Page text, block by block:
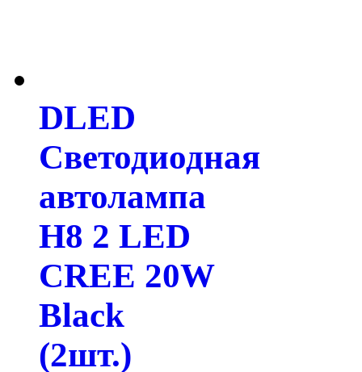
DLED
Светодиодная
автолампа
H8 2 LED
CREE 20W
Black
(2шт.)